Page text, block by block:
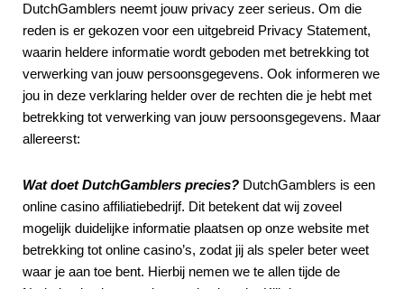
DutchGamblers neemt jouw privacy zeer serieus. Om die
reden is er gekozen voor een uitgebreid Privacy Statement,
waarin heldere informatie wordt geboden met betrekking tot
verwerking van jouw persoonsgegevens. Ook informeren we
jou in deze verklaring helder over de rechten die je hebt met
betrekking tot verwerking van jouw persoonsgegevens. Maar
allereerst:
Wat doet DutchGamblers precies? DutchGamblers is een
online casino affiliatiebedrijf. Dit betekent dat wij zoveel
mogelijk duidelijke informatie plaatsen op onze website met
betrekking tot online casino’s, zodat jij als speler beter weet
waar je aan toe bent. Hierbij nemen we te allen tijde de